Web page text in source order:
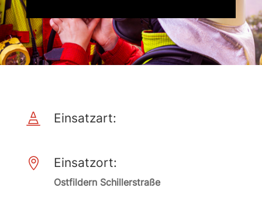
 Einsatzart:
 Einsatzort:
Ostfildern Schillerstraße